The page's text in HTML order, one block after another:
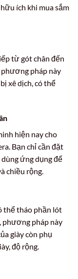
ích khi mua sắm
từ gót chân đến
phương pháp này
xê dịch, có thể
hiện nay cho
Bạn chỉ cần đặt
ứng dụng để
chiều rộng.
thể tháo phần lót
phương pháp này
giày còn phụ
độ rộng.